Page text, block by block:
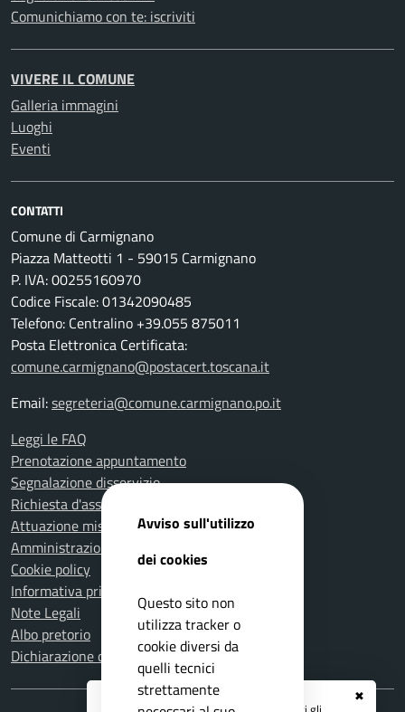
✖
Comunichiamo con te: iscriviti
VIVERE IL COMUNE
Galleria immagini
Luoghi
Eventi
CONTATTI
Comune di Carmignano
Piazza Matteotti 1 - 59015 Carmignano
P. IVA: 00255160970
Codice Fiscale: 01342090485
Telefono: Centralino +39.055 875011
Posta Elettronica Certificata:
comune.carmignano@postacert.toscana.it
Email:segreteria@comune.carmignano.po.it
Leggi le FAQ
Prenotazione appuntamento
Segnalazione disservizio
Richiesta d'assistenza
Attuazione misure PNRR
Amministrazione trasparente
Cookie policy
Informativa privacy
Note Legali
Albo pretorio
Dichiarazione di accessibilità
Avviso sull'utilizzo
dei cookies
Questo sito non
utilizza tracker o
cookie diversi da
quelli tecnici
strettamente